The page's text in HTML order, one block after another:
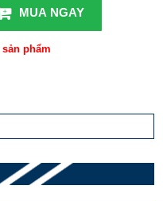
MUA NGAY
phẩm